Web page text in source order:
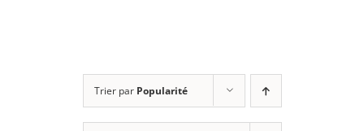
Français
Trier par Popularité